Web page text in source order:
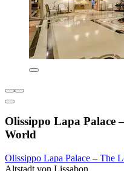
Olissippo Lapa Palace
World
Olissippo Lapa Palace – The